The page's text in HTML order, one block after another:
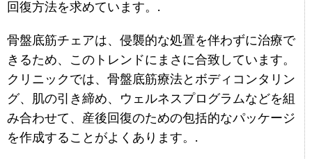
回復方法を求めています。.
骨盤底筋チェアは、侵襲的な処置を伴わずに治療で
きるため、このトレンドにまさに合致しています。
クリニックでは、骨盤底筋療法とボディコンタリン
グ、肌の引き締め、ウェルネスプログラムなどを組
み合わせて、産後回復のための包括的なパッケージ
を作成することがよくあります。.